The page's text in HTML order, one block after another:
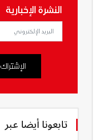
النشرة الإخبارية
الإشتراك
تابعونا أيضا عبر